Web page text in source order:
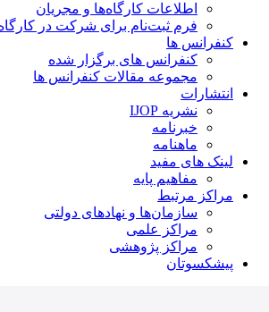
اطلاعات کارگاه‌ها و مجریان
فرم ثبت‌نام برای شرکت در کارگاه
کنفرانس ها
کنفرانس های برگزار شده
مجموعه مقالات کنفرانس ها
انتشارات
نشریه IJOP
خبرنامه
ماهنامه
لینک های مفید
مفاهیم پایه
مراکز مرتبط
سازمان‌ها و نهادهای دولتی
مراکز علمی
مراکز پژوهشی
پیشکسوتان